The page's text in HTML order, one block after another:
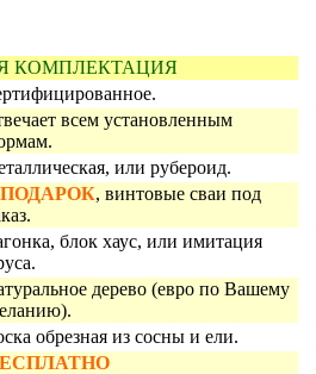
КОМПЛЕКТАЦИЯ
всем установленным
или рубероид.
ПОДАРОК, винтовые сваи под
блок хаус, или имитация
дерево (евро по Вашему
обрезная из сосны и ели.